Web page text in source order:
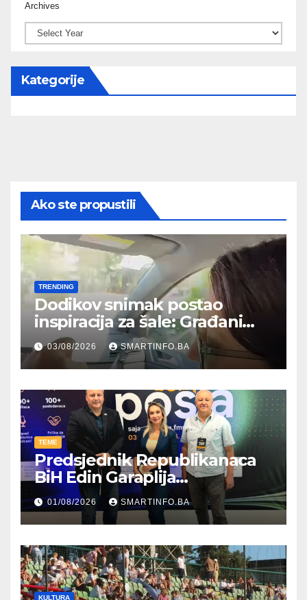
Archives
Kategorije
Ako ste propustili
TRENDING
Dodikov snimak postao
inspiracija za šale: Građani
kroz parodiju poslali poruku
03/08/2026 SMARTINFO.BA
TEME
Predsjednik Republikanaca
BiH Edin Garaplija
prisustvovao prezentaciji
Federalnog sajma
zapošljavanja
01/08/2026 SMARTINFO.BA
KULTURA